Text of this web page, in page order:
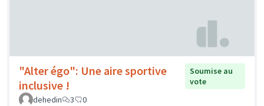
"Alter égo": Une aire sportive
inclusive !
Soumise au
vote
dehedin
3 0